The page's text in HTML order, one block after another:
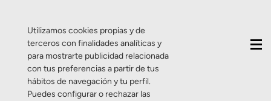
Utilizamos cookies propias y de
terceros con finalidades analíticas y
para mostrarte publicidad relacionada
con tus preferencias a partir de tus
hábitos de navegación y tu perfil.
Puedes configurar o rechazar las